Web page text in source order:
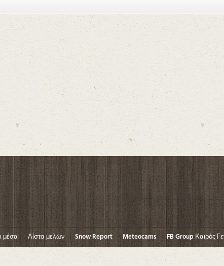
μέσα Λίστα μελών Snow Report Meteocams FB Group Καιρός